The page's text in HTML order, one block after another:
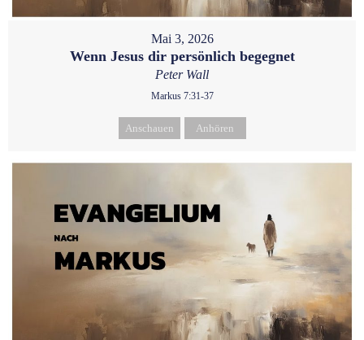
Mai 3, 2026
Wenn Jesus dir persönlich begegnet
Peter Wall
Markus 7:31-37
Anschauen Anhören